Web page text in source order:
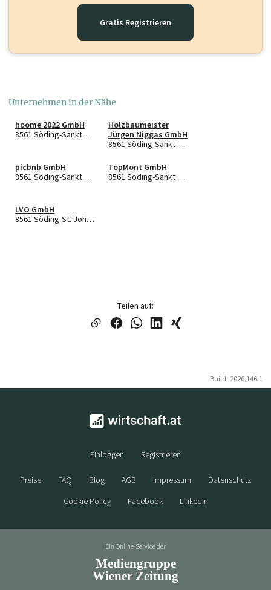
Gratis Registrieren
Unternehmen in der Nähe
hoome 2022 GmbH
8561 Söding-Sankt Johann
Holzbaumeister
Jürgen Niggas GmbH
8561 Söding-Sankt Johann
picbnb GmbH
8561 Söding-Sankt Johann
TopMont GmbH
8561 Söding-Sankt Johann
LVO GmbH
8561 Söding-St. Johann
Teilen auf:
Build: 2026.146.1
Einloggen Registrieren
Preise FAQ Blog AGB Impressum
Datenschutz
Cookie Policy
Facebook LinkedIn
Ein Online-Service der
Mediengruppe
Wiener Zeitung